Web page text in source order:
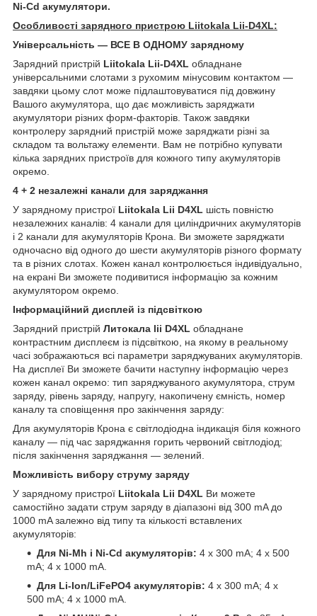
Ni-Cd акумулятори.
Особливості зарядного пристрою Liitokala Lii-D4XL:
Універсальність — ВСЕ В ОДНОМУ зарядному
Зарядний пристрій Liitokala Lii-D4XL обладнане
універсальними слотами з рухомим мінусовим контактом —
завдяки цьому слот може підлаштовуватися під довжину
Вашого акумулятора, що дає можливість заряджати
акумулятори різних форм-факторів. Також завдяки
контролеру зарядний пристрій може заряджати різні за
складом та вольтажу елементи. Вам не потрібно купувати
кілька зарядних пристроїв для кожного типу акумуляторів
окремо.
4 + 2 незалежні канали для заряджання
У зарядному пристрої Liitokala Lii D4XL шість повністю
незалежних каналів: 4 канали для циліндричних акумуляторів
і 2 канали для акумуляторів Крона. Ви зможете заряджати
одночасно від одного до шести акумуляторів різного формату
та в різних слотах. Кожен канал контролюється індивідуально,
на екрані Ви зможете подивитися інформацію за кожним
акумулятором окремо.
Інформаційний дисплей із підсвіткою
Зарядний пристрій Литокала lii D4XL обладнане
контрастним дисплеєм із підсвіткою, на якому в реальному
часі зображаються всі параметри заряджуваних акумуляторів.
На дисплеї Ви зможете бачити наступну інформацію через
кожен канал окремо: тип заряджуваного акумулятора, струм
заряду, рівень заряду, напругу, накопичену ємність, номер
каналу та сповіщення про закінчення заряду:
Для акумуляторів Крона є світлодіодна індикація біля кожного
каналу — під час заряджання горить червоний світлодіод;
після закінчення заряджання — зелений.
Можливість вибору струму заряду
У зарядному пристрої Liitokala Lii D4XL Ви можете
самостійно задати струм заряду в діапазоні від 300 mA до
1000 mA залежно від типу та кількості вставлених
акумуляторів:
Для Ni-Mh і Ni-Cd акумуляторів: 4 х 300 mA; 4 х 500
mA; 4 х 1000 mA.
Для Li-Ion/LiFePO4 акумуляторів: 4 х 300 mA; 4 х
500 mA; 4 х 1000 mA.